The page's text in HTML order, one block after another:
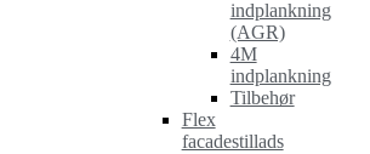
indplankning
(AGR)
4M
indplankning
Tilbehør
Flex
facadestillads